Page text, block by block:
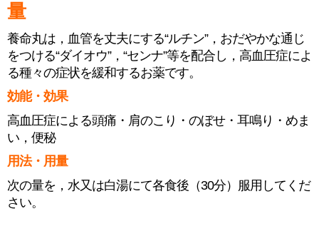
量
養命丸は，血管を丈夫にする“ルチン”，おだやかな通じ
をつける“ダイオウ”，“センナ”等を配合し，高血圧症によ
る種々の症状を緩和するお薬です。
効能・効果
高血圧症による頭痛・肩のこり・のぼせ・耳鳴り・めま
い，便秘
用法・用量
次の量を，水又は白湯にて各食後（30分）服用してくだ
さい。